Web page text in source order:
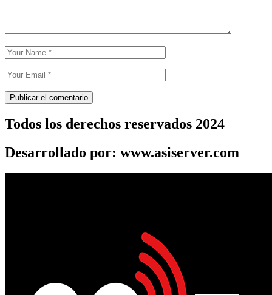
Todos los derechos reservados 2024
Desarrollado por: www.asiserver.com